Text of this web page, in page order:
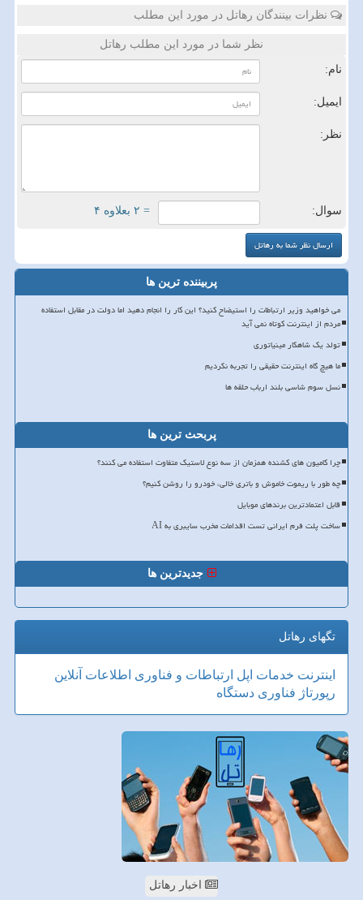
نظرات بینندگان رهاتل در مورد این مطلب
نظر شما در مورد این مطلب رهاتل
نام:
ایمیل:
نظر:
سوال: = ۲ بعلاوه ۴
پربیننده ترین ها
می خواهید وزیر ارتباطات را استیضاح کنید؟ این کار را انجام دهید اما دولت در مقابل استفاده
مردم از اینترنت کوتاه نمی آید
تولد یک شاهکار مینیاتوری
ما هیچ گاه اینترنت حقیقی را تجربه نکردیم
نسل سوم شاسی بلند ارباب حلقه ها
پربحث ترین ها
چرا کامیون های کشنده همزمان از سه نوع لاستیک متفاوت استفاده می کنند؟
چه طور با ریموت خاموش و باتری خالی، خودرو را روشن کنیم؟
قابل اعتمادترین برندهای موبایل
ساخت پلت فرم ایرانی تست اقدامات مخرب سایبری به AI
جدیدترین ها
تگهای رهاتل
اینترنت خدمات اپل ارتباطات و فناوری اطلاعات آنلاین
رپورتاژ فناوری دستگاه
اخبار رهاتل